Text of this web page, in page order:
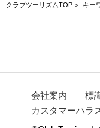
クラブツーリズムTOP キー
会社案内 標
カスタマーハラ